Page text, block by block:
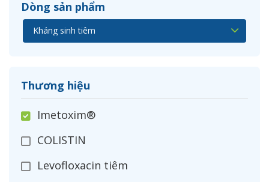
Dòng sản phẩm
Thương hiệu
Imetoxim®
COLISTIN
Levofloxacin tiêm